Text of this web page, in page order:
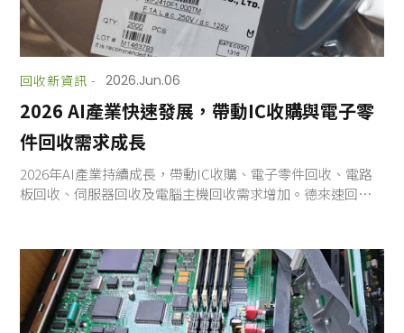
回收新資訊 - 2026.Jun.06
2026 AI產業快速發展，帶動IC收購與電子零
件回收需求成長
2026年AI產業持續成長，帶動IC收購、電子零件回收、電路
板回收、伺服器回收及電腦主機回收需求增加。德來速回收